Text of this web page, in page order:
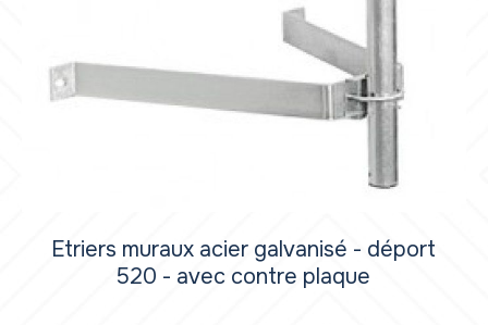
Etriers muraux acier galvanisé - déport
520 - avec contre plaque